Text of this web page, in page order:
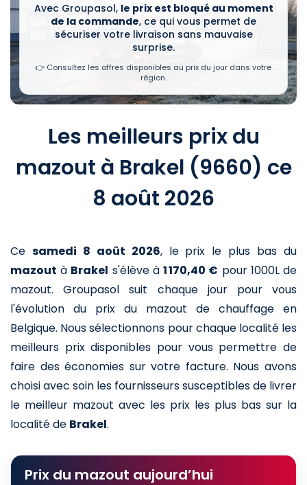
Avec Groupasol, le prix est bloqué au moment
de la commande, ce qui vous permet de
sécuriser votre livraison sans mauvaise
surprise.
👉 Consultez les offres disponibles au prix du jour dans votre
région.
Les meilleurs prix du
mazout à Brakel (9660) ce
8 août 2026
Ce samedi 8 août 2026, le prix le plus bas du
mazout à Brakel s'élève à1 170,40 € pour 1000L de
mazout. Groupasol suit chaque jour pour vous
l'évolution du prix du mazout de chauffage en
Belgique. Nous sélectionnons pour chaque localité les
meilleurs prix disponibles pour vous permettre de
faire des économies sur votre facture. Nous avons
choisi avec soin les fournisseurs susceptibles de livrer
le meilleur mazout avec les prix les plus bas sur la
localité de Brakel.
Prix du mazout aujourd’hui